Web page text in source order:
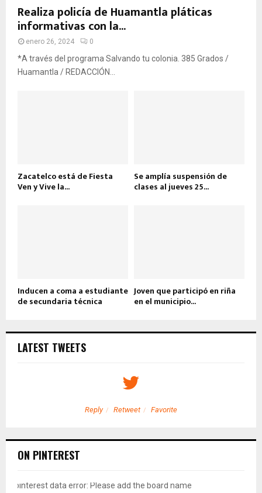
Realiza policía de Huamantla pláticas
informativas con la...
enero 26, 2024 0
*A través del programa Salvando tu colonia. 385 Grados /
Huamantla / REDACCIÓN...
Zacatelco está de Fiesta
Ven y Vive la...
Se amplía suspensión de
clases al jueves 25...
Inducen a coma a estudiante
de secundaria técnica
Joven que participó en riña
en el municipio...
LATEST TWEETS
Reply Retweet Favorite
ON PINTEREST
pinterest data error: Please add the board name